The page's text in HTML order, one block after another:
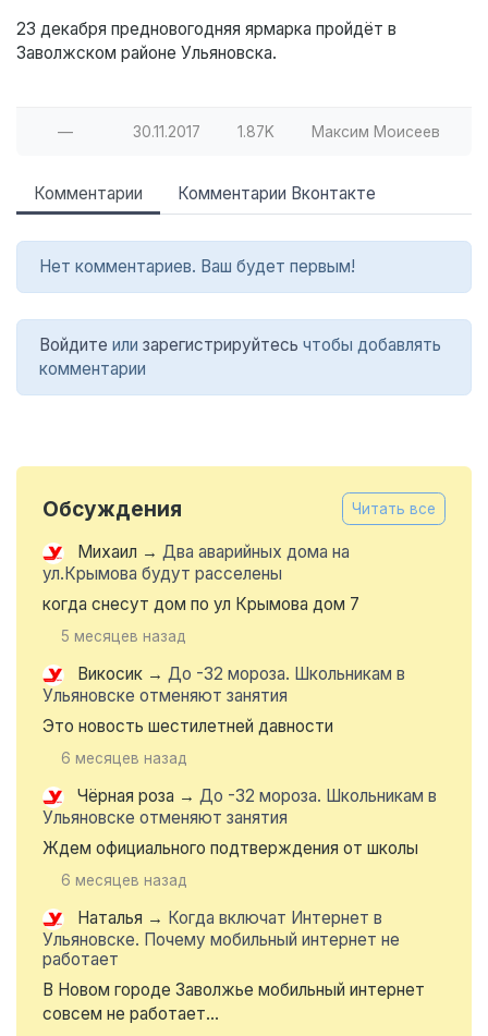
23 декабря предновогодняя ярмарка пройдёт в
Заволжском районе Ульяновска.
— 30.11.2017 1.87K Максим Моисеев
Комментарии Комментарии Вконтакте
Нет комментариев. Ваш будет первым!
Войдите или зарегистрируйтесь чтобы добавлять
комментарии
Обсуждения Читать все
Михаил → Два аварийных дома на
ул.Крымова будут расселены
когда снесут дом по ул Крымова дом 7
5 месяцев назад
Викосик → До -32 мороза. Школьникам в
Ульяновске отменяют занятия
Это новость шестилетней давности
6 месяцев назад
Чёрная роза → До -32 мороза. Школьникам в
Ульяновске отменяют занятия
Ждем официального подтверждения от школы
6 месяцев назад
Наталья → Когда включат Интернет в
Ульяновске. Почему мобильный интернет не
работает
В Новом городе Заволжье мобильный интернет
совсем не работает...